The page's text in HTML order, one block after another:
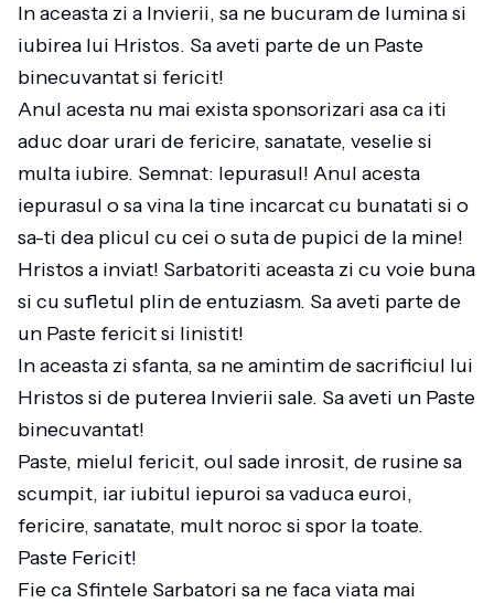
In aceasta zi a Invierii, sa ne bucuram de lumina si
iubirea lui Hristos. Sa aveti parte de un Paste
binecuvantat si fericit!
Anul acesta nu mai exista sponsorizari asa ca iti
aduc doar urari de fericire, sanatate, veselie si
multa iubire. Semnat: Iepurasul! Anul acesta
iepurasul o sa vina la tine incarcat cu bunatati si o
sa-ti dea plicul cu cei o suta de pupici de la mine!
Hristos a inviat! Sarbatoriti aceasta zi cu voie buna
si cu sufletul plin de entuziasm. Sa aveti parte de
un Paste fericit si linistit!
In aceasta zi sfanta, sa ne amintim de sacrificiul lui
Hristos si de puterea Invierii sale. Sa aveti un Paste
binecuvantat!
Paste, mielul fericit, oul sade inrosit, de rusine sa
scumpit, iar iubitul iepuroi sa vaduca euroi,
fericire, sanatate, mult noroc si spor la toate.
Paste Fericit!
Fie ca Sfintele Sarbatori sa ne faca viata mai